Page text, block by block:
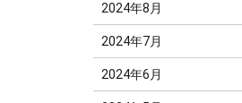
2024年8月
2024年7月
2024年6月